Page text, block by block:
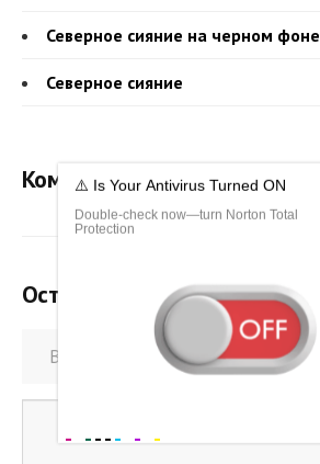
Северное сияние на черном фоне
Северное сияние
Комментарии - всего 0
Оставить комментарий